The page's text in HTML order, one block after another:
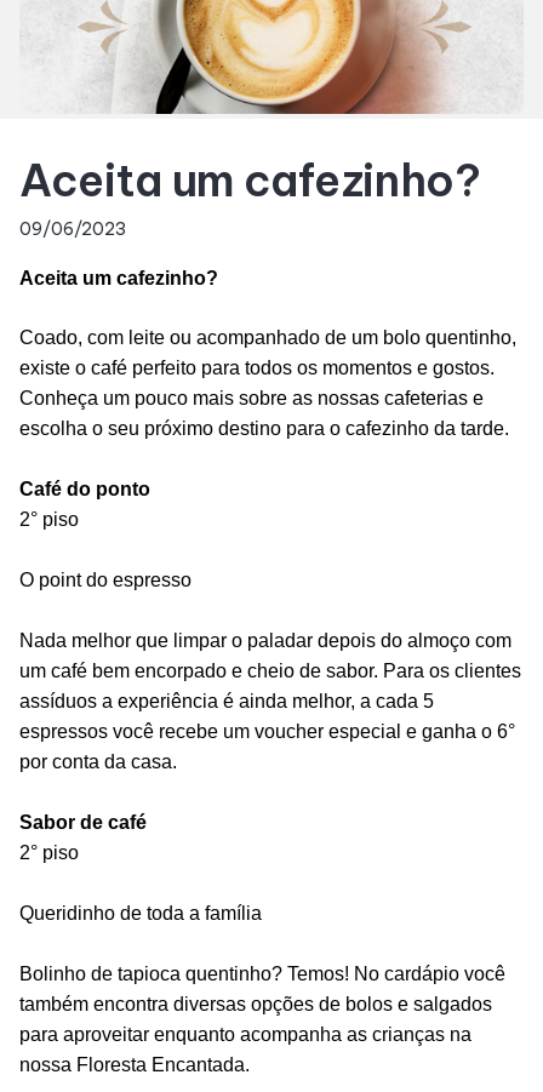
Acessar todos os horários
Eventos
Fique por Dentro
Lojas e Restaurantes
Lojas
Alimentação
Aceita um cafezinho?
09/06/2023
Aceita um cafezinho?
Coado, com leite ou acompanhado de um bolo quentinho,
existe o café perfeito para todos os momentos e gostos.
Conheça um pouco mais sobre as nossas cafeterias e
escolha o seu próximo destino para o cafezinho da tarde.
Café do ponto
2° piso
O point do espresso
Nada melhor que limpar o paladar depois do almoço com
um café bem encorpado e cheio de sabor. Para os clientes
assíduos a experiência é ainda melhor, a cada 5
espressos você recebe um voucher especial e ganha o 6°
por conta da casa.
Sabor de café
2° piso
Queridinho de toda a família
Bolinho de tapioca quentinho? Temos! No cardápio você
também encontra diversas opções de bolos e salgados
para aproveitar enquanto acompanha as crianças na
nossa Floresta Encantada.